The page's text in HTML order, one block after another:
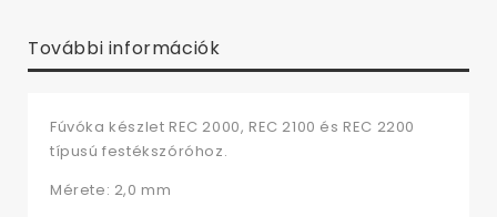
További információk
Fúvóka készlet REC 2000, REC 2100 és REC 2200
típusú festékszóróhoz.
Mérete: 2,0 mm